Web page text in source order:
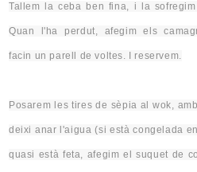
Tallem la ceba ben fina, i la
Quan l'ha perdut, afegim els
facin un parell de voltes. I reservem.
Posarem les tires de sèpia al wok,
deixi anar l'aigua (si està congelada
quasi està feta, afegim el suquet de